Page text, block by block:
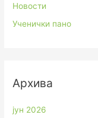
Новости
Ученички пано
Архива
јун 2026